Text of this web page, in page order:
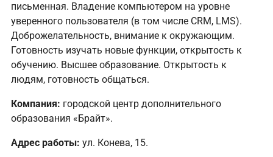
письменная. Владение компьютером на уровне
уверенного пользователя (в том числе CRM, LMS).
Доброжелательность, внимание к окружающим.
Готовность изучать новые функции, открытость к
обучению. Высшее образование. Открытость к
людям, готовность общаться.
Компания: городской центр дополнительного
образования «Брайт».
Адрес работы: ул. Конева, 15.